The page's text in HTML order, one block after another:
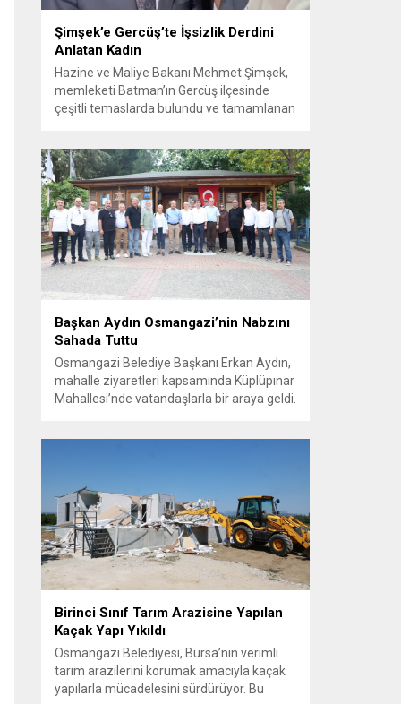
Şimşek’e Gercüş’te İşsizlik Derdini
Anlatan Kadın
Hazine ve Maliye Bakanı Mehmet Şimşek,
memleketi Batman’ın Gercüş ilçesinde
çeşitli temaslarda bulundu ve tamamlanan
esnada bir yaşlı kadının çocuklarının
işsizliğine dair yakınmasını dinledi. Kadının
dertlerini Kürtçe olarak doğrudan Bakan
Şimşek’e aktarması, orada bulunanların
ilgisini çekti. Şimşek ise samimi bir...
Başkan Aydın Osmangazi’nin Nabzını
Sahada Tuttu
Osmangazi Belediye Başkanı Erkan Aydın,
mahalle ziyaretleri kapsamında Küplüpınar
Mahallesi’nde vatandaşlarla bir araya geldi.
vatandaşlarla güçlü ve doğrudan iletişim
kurmaya öncelik veren Osmangazi
Belediye Başkanı Erkan Aydın, sosyal
belediyecilik...
Birinci Sınıf Tarım Arazisine Yapılan
Kaçak Yapı Yıkıldı
Osmangazi Belediyesi, Bursa’nın verimli
tarım arazilerini korumak amacıyla kaçak
yapılarla mücadelesini sürdürüyor. Bu